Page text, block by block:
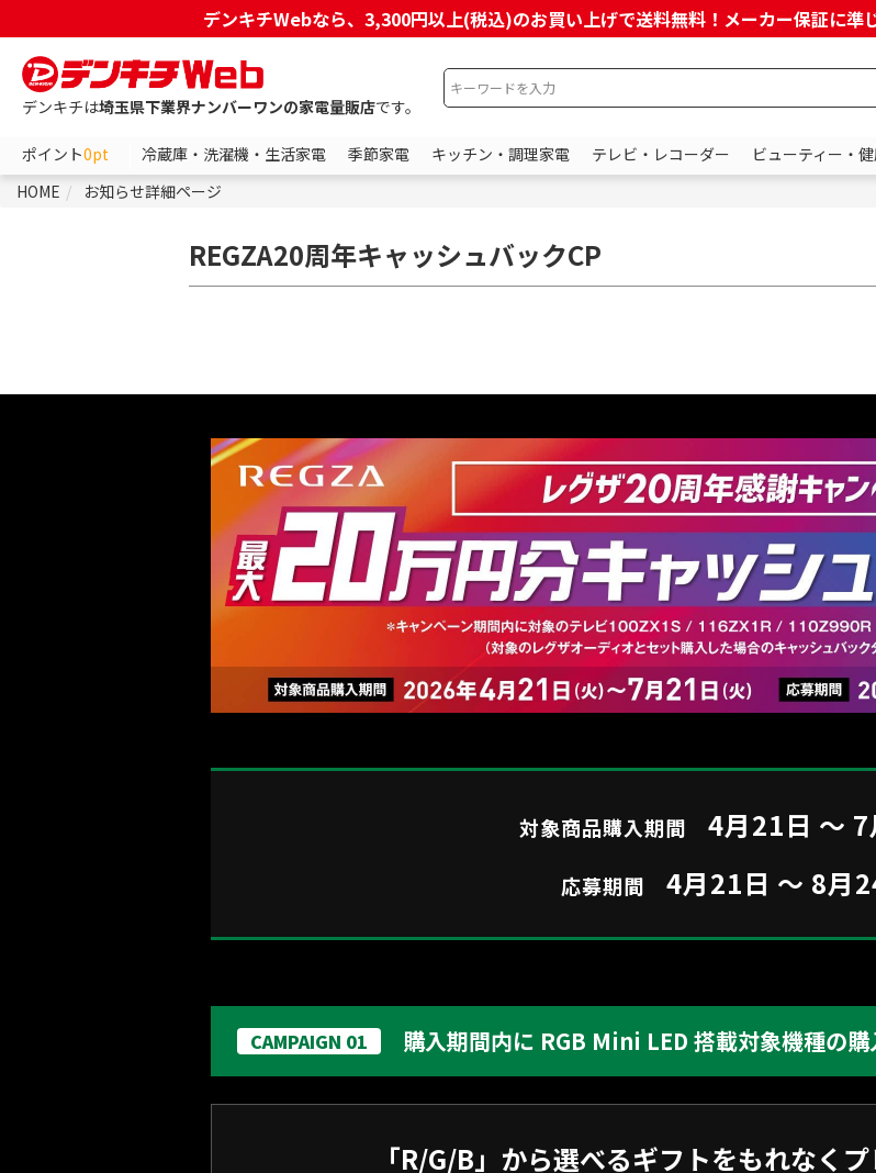
デンキチWebなら、3,300円以上(税込)のお買い上げで送料無料！メーカー保証に準
デンキチは埼玉県下業界ナンバーワンの家電量販店です。
ポイント0pt 冷蔵庫・洗濯機・生活家電 季節家電 キッチン・調理家電 テレビ・レコーダー ビューティー・
HOME
お知らせ詳細ページ
REGZA20周年キャッシュバックCP
対象商品購入期間 4月21日 ～ 7
応募期間 4月21日 ～ 8月
CAMPAIGN 01 購入期間内に RGB Mini LED 搭載対象機種の購
「R/G/B」から選べるギフトをもれなく